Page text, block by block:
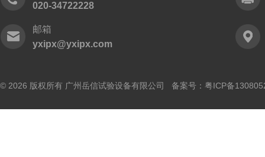
020-34722228
邮箱
yxipx@yxipx.com
© 2026 版权所有 广州岳信试验设备有限公司 备案号： 粤ICP备